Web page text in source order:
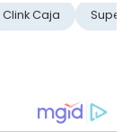
Clink Caja Super